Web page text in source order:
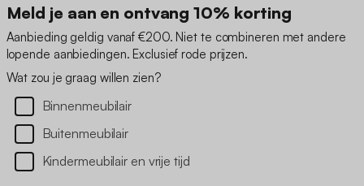
Meld je aan en ontvang 10% korting
Aanbieding geldig vanaf €200. Niet te combineren met andere
lopende aanbiedingen. Exclusief rode prijzen.
Wat zou je graag willen zien?
Binnenmeubilair
Buitenmeubilair
Kindermeubilair en vrije tijd